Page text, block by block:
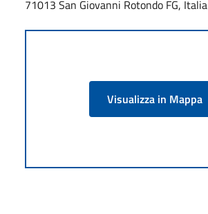
71013 San Giovanni Rotondo FG, Italia
Visualizza in Mappa